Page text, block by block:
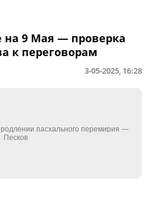
на 9 Мая — проверка
к переговорам
3-05-2025, 16:28